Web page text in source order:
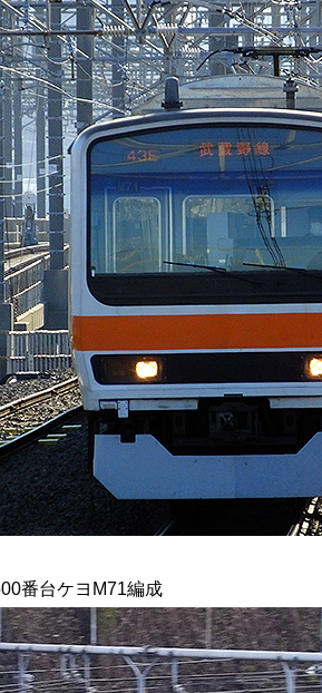
番台ケヨM71編成